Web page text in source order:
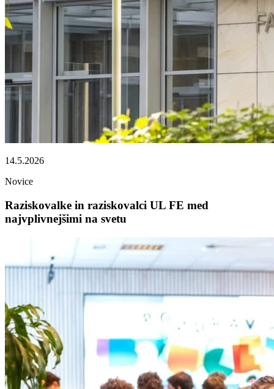
14.5.2026
Novice
Raziskovalke in raziskovalci UL FE med
najvplivnejšimi na svetu